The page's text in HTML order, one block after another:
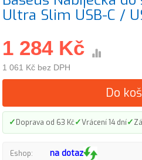
Ultra Slim USB-C /
1 284 Kč
1 061 Kč bez DPH
Do
✓Doprava od 63 Kč✓Vrácení 14 dní✓
Eshop: na dotaz